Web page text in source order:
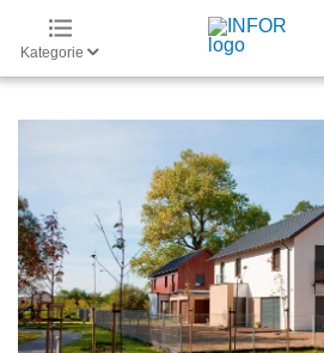
Kategorie